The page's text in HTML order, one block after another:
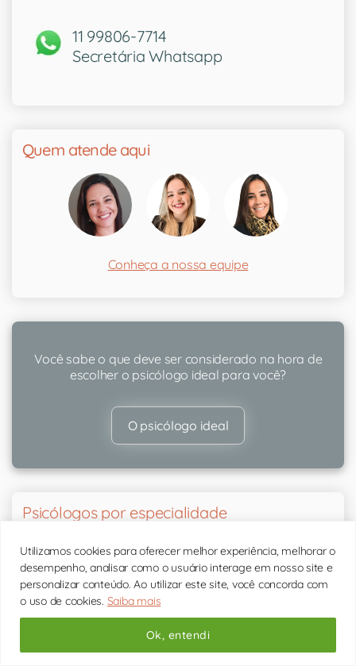
Utilizamos cookies para oferecer melhor experiência, melhorar o
desempenho, analisar como o usuário interage em nosso site e
personalizar conteúdo. Ao utilizar este site, você concorda com
o uso de cookies. Saiba mais
Ok, entendi
11 99806-7714
Secretária Whatsapp
Quem atende aqui
Conheça a nossa equipe
Você sabe o que deve ser considerado na hora de
escolher o psicólogo ideal para você?
O psicólogo ideal
Psicólogos por especialidade
Conheça todos os psicólogos
Psicólogos Terapia Cognitivo Comportamental
Psicólogos para Relacionamentos